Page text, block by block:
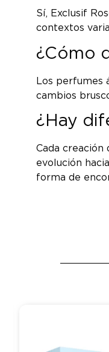
Sí, Exclusif
contextos
¿Cómo
Los perfumes
cambios
¿Hay
Cada creación
evolución
forma de